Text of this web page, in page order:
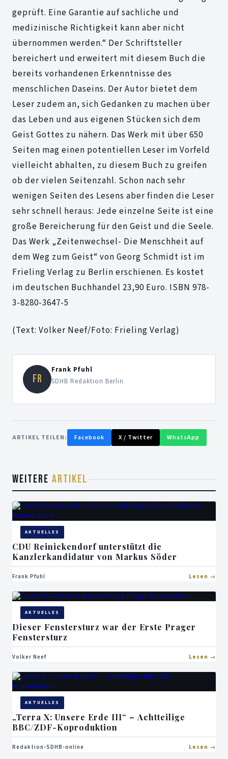
geprüft. Eine Garantie auf sachliche und
medizinische Richtigkeit kann aber nicht
übernommen werden.“ Der Schriftsteller
bereichert und erweitert mit diesem Buch die
bereits vorhandenen Erkenntnisse des
menschlichen Daseins. Der Autor bietet dem
Leser zudem an, sich Gedanken zu machen über
das Leben und aus eigenen Stücken sich dem
Geist Gottes zu nähern. Das Werk mit über 650
Seiten mag einen potentiellen Leser im Vorfeld
vielleicht abhalten, zu diesem Buch zu greifen
ob der vielen Seitenzahl. Schon nach sehr
wenigen Seiten des Lesens aber finden die Leser
sehr schnell heraus: Jede einzelne Seite ist eine
große Bereicherung für den Geist und die Seele.
Das Werk „Zeitenwechsel- Die Menschheit auf
dem Weg zum Geist“ von Georg Schmidt ist im
Frieling Verlag zu Berlin erschienen. Es kostet
im deutschen Buchhandel 23,90 Euro. ISBN 978-
3-8280-3647-5
(Text: Volker Neef/Foto: Frieling Verlag)
FR
Frank Pfuhl
SDHB Redaktion Berlin
ARTIKEL TEILEN: Facebook X / Twitter WhatsApp
WEITERE ARTIKEL
AKTUELLES
CDU Reinickendorf unterstützt die
Kanzlerkandidatur von Markus Söder
Frank Pfuhl Lesen
AKTUELLES
Dieser Fenstersturz war der Erste Prager
Fenstersturz
Volker Neef Lesen
AKTUELLES
„Terra X: Unsere Erde III“ – Achtteilige
BBC/ZDF-Koproduktion
Redaktion-SDHB-online Lesen